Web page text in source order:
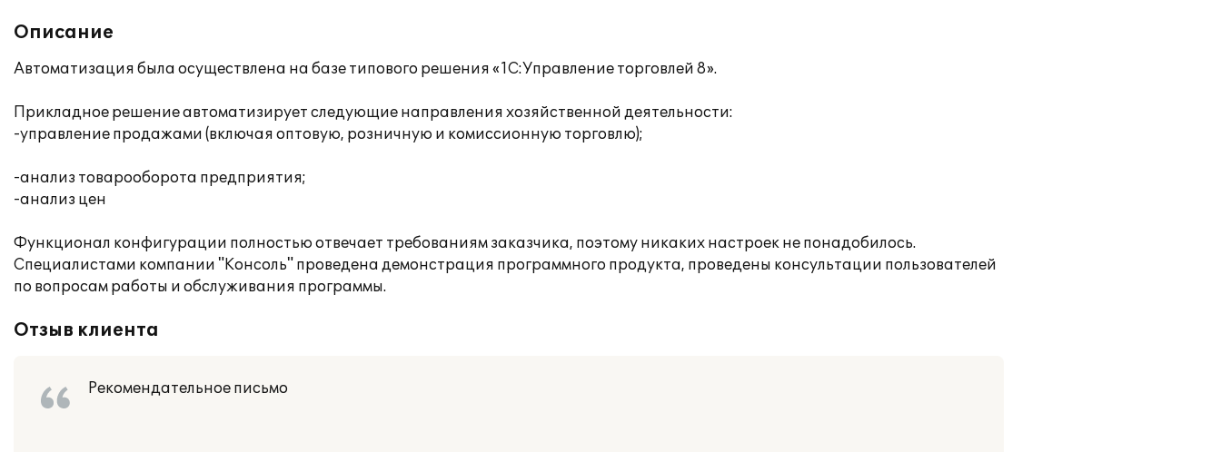
Описание
Автоматизация была осуществлена на базе типового решения «1С:Управление торговлей 8».
Прикладное решение автоматизирует следующие направления хозяйственной деятельности:
-управление продажами (включая оптовую, розничную и комиссионную торговлю);
-анализ товарооборота предприятия;
-анализ цен
Функционал конфигурации полностью отвечает требованиям заказчика, поэтому никаких настроек не понадобилось.
Специалистами компании "Консоль" проведена демонстрация программного продукта, проведены консультации пользователей
по вопросам работы и обслуживания программы.
Отзыв клиента
Рекомендательное письмо